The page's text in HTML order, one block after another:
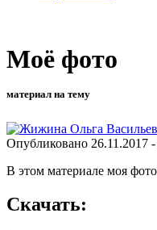
Моё фото
материал на тему
Опубликовано 26.11.2017
В этом материале моя
Скачать: